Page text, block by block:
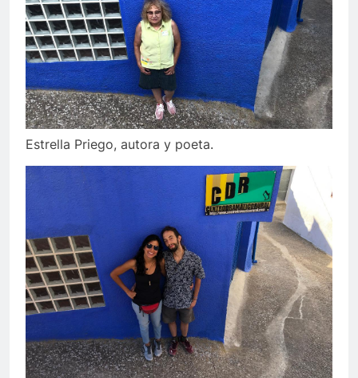
Estrella Priego, autora y poeta.